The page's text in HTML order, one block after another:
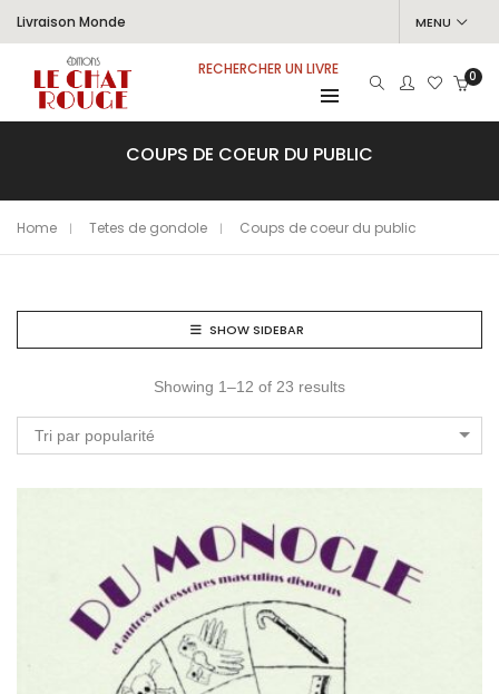
Livraison Monde MENU
RECHERCHER UN LIVRE 0
COUPS DE COEUR DU PUBLIC
Home Tetes de gondole Coups de coeur du public
SHOW SIDEBAR
Showing 1–12 of 23 results
Tri par popularité